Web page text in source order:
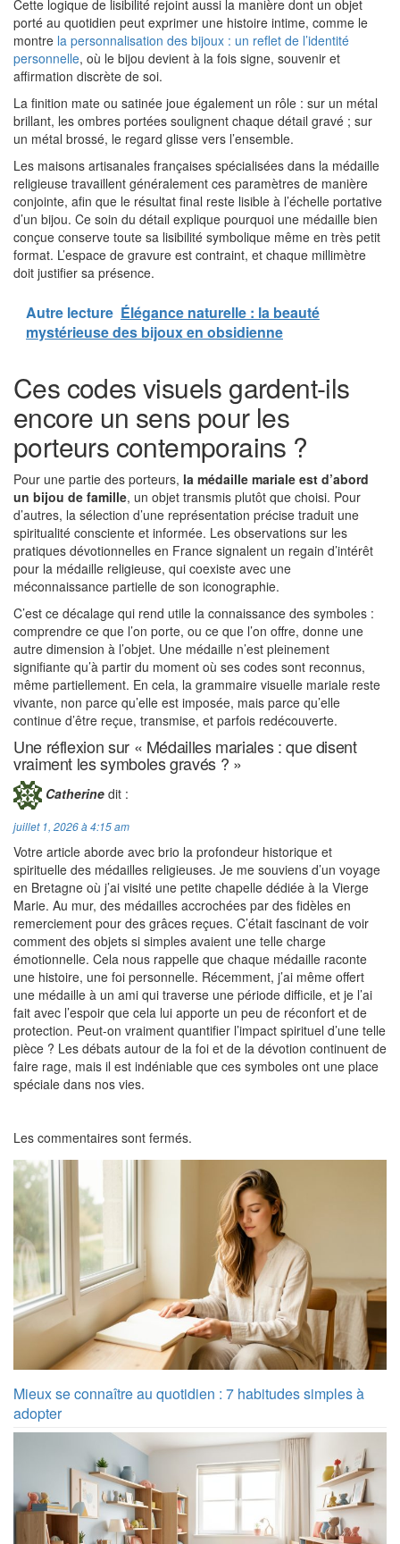
Cette logique de lisibilité rejoint aussi la manière dont un objet
porté au quotidien peut exprimer une histoire intime, comme le
montre la personnalisation des bijoux : un reflet de l’identité
personnelle, où le bijou devient à la fois signe, souvenir et
affirmation discrète de soi.
La finition mate ou satinée joue également un rôle : sur un métal
brillant, les ombres portées soulignent chaque détail gravé ; sur
un métal brossé, le regard glisse vers l’ensemble.
Les maisons artisanales françaises spécialisées dans la médaille
religieuse travaillent généralement ces paramètres de manière
conjointe, afin que le résultat final reste lisible à l’échelle portative
d’un bijou. Ce soin du détail explique pourquoi une médaille bien
conçue conserve toute sa lisibilité symbolique même en très petit
format. L’espace de gravure est contraint, et chaque millimètre
doit justifier sa présence.
Autre lecture Élégance naturelle : la beauté
mystérieuse des bijoux en obsidienne
Ces codes visuels gardent-ils
encore un sens pour les
porteurs contemporains ?
Pour une partie des porteurs, la médaille mariale est d’abord
un bijou de famille, un objet transmis plutôt que choisi. Pour
d’autres, la sélection d’une représentation précise traduit une
spiritualité consciente et informée. Les observations sur les
pratiques dévotionnelles en France signalent un regain d’intérêt
pour la médaille religieuse, qui coexiste avec une
méconnaissance partielle de son iconographie.
C’est ce décalage qui rend utile la connaissance des symboles :
comprendre ce que l’on porte, ou ce que l’on offre, donne une
autre dimension à l’objet. Une médaille n’est pleinement
signifiante qu’à partir du moment où ses codes sont reconnus,
même partiellement. En cela, la grammaire visuelle mariale reste
vivante, non parce qu’elle est imposée, mais parce qu’elle
continue d’être reçue, transmise, et parfois redécouverte.
Une réflexion sur « Médailles mariales : que disent
vraiment les symboles gravés ? »
Catherine dit :
juillet 1, 2026 à 4:15 am
Votre article aborde avec brio la profondeur historique et
spirituelle des médailles religieuses. Je me souviens d’un voyage
en Bretagne où j’ai visité une petite chapelle dédiée à la Vierge
Marie. Au mur, des médailles accrochées par des fidèles en
remerciement pour des grâces reçues. C’était fascinant de voir
comment des objets si simples avaient une telle charge
émotionnelle. Cela nous rappelle que chaque médaille raconte
une histoire, une foi personnelle. Récemment, j’ai même offert
une médaille à un ami qui traverse une période difficile, et je l’ai
fait avec l’espoir que cela lui apporte un peu de réconfort et de
protection. Peut-on vraiment quantifier l’impact spirituel d’une telle
pièce ? Les débats autour de la foi et de la dévotion continuent de
faire rage, mais il est indéniable que ces symboles ont une place
spéciale dans nos vies.
Les commentaires sont fermés.
Mieux se connaître au quotidien : 7 habitudes simples à
adopter